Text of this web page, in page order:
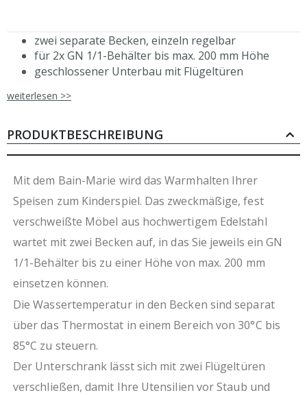
zwei separate Becken, einzeln regelbar
für 2x GN 1/1-Behälter bis max. 200 mm Höhe
geschlossener Unterbau mit Flügeltüren
Griffleiste und Magnetschließer
Temperaturregelung über Thermostat
Beine aus Vierkantprofil 40x40 mm, Materialstärke
fest verschweißte Ausführung
ressourcenschonende Produktion durch Verzicht
auf Folierung
weiterlesen >>
PRODUKTBESCHREIBUNG
Mit dem Bain-Marie wird das Warmhalten Ihrer
Speisen zum Kinderspiel. Das zweckmäßige, fest
verschweißte Möbel aus hochwertigem Edelstahl
wartet mit zwei Becken auf, in das Sie jeweils ein GN
1/1-Behälter bis zu einer Höhe von max. 200 mm
einsetzen können.
Die Wassertemperatur in den Becken sind separat
über das Thermostat in einem Bereich von 30°C bis
85°C zu steuern.
Der Unterschrank lässt sich mit zwei Flügeltüren
verschließen, damit Ihre Utensilien vor Staub und